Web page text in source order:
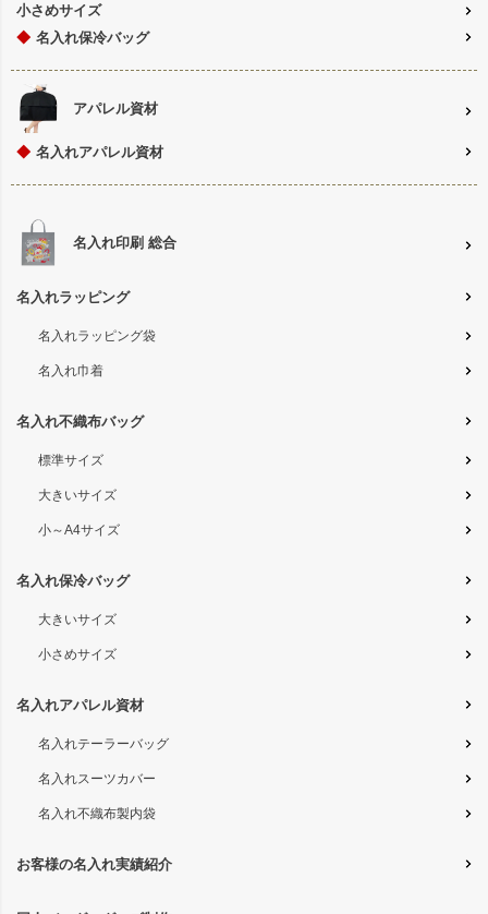
小さめサイズ
◆ 名入れ保冷バッグ
アパレル資材
◆ 名入れアパレル資材
名入れ印刷 総合
名入れラッピング
名入れラッピング袋
名入れ巾着
名入れ不織布バッグ
標準サイズ
大きいサイズ
小～A4サイズ
名入れ保冷バッグ
大きいサイズ
小さめサイズ
名入れアパレル資材
名入れテーラーバッグ
名入れスーツカバー
名入れ不織布製内袋
お客様の名入れ実績紹介